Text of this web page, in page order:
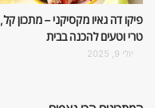
פיקו דה גאיו מקסיקני – מתכון קל,
טרי וטעים להכנה בבית
יולי 9, 2025